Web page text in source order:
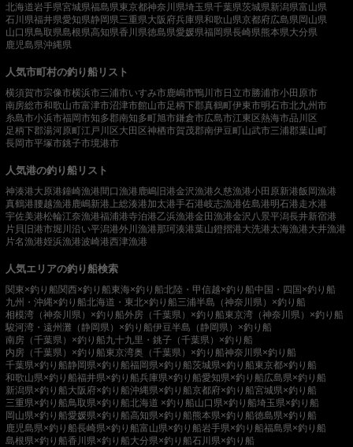
北海道岩手県宮城県福島県東京都神奈川県埼玉県千葉県茨城県新潟県富山県
石川県福井県愛知県静岡県三重県大阪府兵庫県和歌山県京都府広島県岡山県
山口県鳥取県島根県高知県香川県徳島県愛媛県福岡県長崎県熊本県大分県
鹿児島県沖縄県
人気市町村の釣り船リスト
横須賀市宗像市横浜市三浦市いすみ市鹿嶋市鴨川市日立市勝浦市小田原市
南房総市和歌山市富津市沼津市館山市足柄下郡真鶴町伊東市明石市北九州市
糸島市小浜市福岡市知多郡南知多町旭市鎌倉市広島市江東区熱海市品川区
足柄下郡湯河原町江戸川区大田区神栖市賀茂郡南伊豆町山武市三浦郡葉山町
長岡市平塚市銚子市境港市
人気港の釣り船リスト
神湊港大原港鐘崎漁港間口漁港 鹿嶋旧港金沢漁港久慈漁港小田原新港飯岡漁港
真鶴港腰越漁港 鹿嶋新港 上総湊港加太港手石港岐志漁港佐島港明石港走水港
宇佐美港松輪江奈漁港福浦港寺泊港乙浜漁港金田漁港金沢八景平潟長井新宿港
片貝旧港市堀川沿い平潟港外川漁港那珂湊港葉山鐙摺港大洗港太海漁港大井漁港
片名漁港姪浜漁港波崎港西津漁港
人気エリアの釣り船検索
関東×釣り船関西×釣り船東海×釣り船北陸・甲信越×釣り船中国・四国×釣り船
九州・沖縄×釣り船北海道・東北×釣り船三浦半島（神奈川県）×釣り船
相模湾（神奈川県）×釣り船外房（千葉県）×釣り船東京湾（神奈川県）×釣り船
駿河湾・遠州灘（静岡県）×釣り船伊豆半島（静岡県）×釣り船
南房（千葉県）×釣り船九十九里・銚子（千葉県）×釣り船
内房（千葉県）×釣り船東京湾奥（千葉県）×釣り船神奈川県×釣り船
千葉県×釣り船静岡県×釣り船福岡県×釣り船茨城県×釣り船東京都×釣り船
和歌山県×釣り船福井県×釣り船兵庫県×釣り船愛知県×釣り船広島県×釣り船
新潟県×釣り船大阪府×釣り船沖縄県×釣り船京都府×釣り船宮城県×釣り船
三重県×釣り船鳥取県×釣り船北海道 ×釣り船山口県×釣り船埼玉県×釣り船
岡山県×釣り船愛媛県×釣り船高知県×釣り船熊本県×釣り船徳島県×釣り船
鹿児島県×釣り船長崎県×釣り船富山県×釣り船岩手県×釣り船福島県×釣り船
島根県×釣り船香川県×釣り船大分県×釣り船石川県×釣り船